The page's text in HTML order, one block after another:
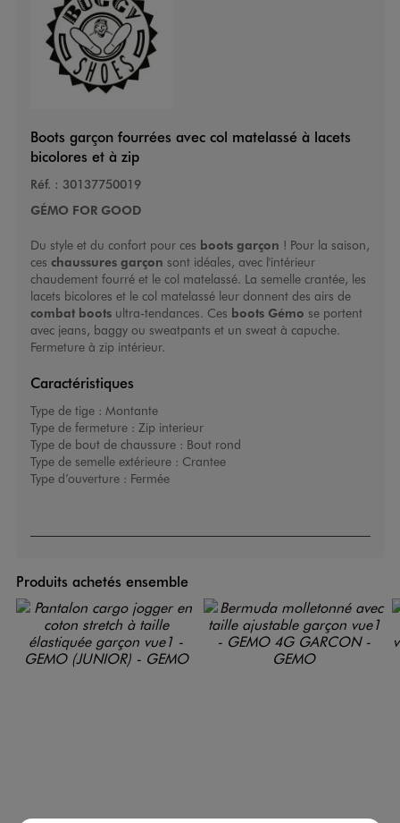
Boots garçon fourrées avec col matelassé à lacets
bicolores et à zip
Réf. : 30137750019
GÉMO FOR GOOD
Du style et du confort pour ces boots garçon ! Pour la saison,
ces chaussures garçon sont idéales, avec l'intérieur
chaudement fourré et le col matelassé. La semelle crantée, les
lacets bicolores et le col matelassé leur donnent des airs de
combat bootsultra-tendances. Ces boots Gémo se portent
avec jeans, baggy ou sweatpants et un sweat à capuche.
Fermeture à zip intérieur.
Caractéristiques
Type de tige : Montante
Type de fermeture : Zip interieur
Type de bout de chaussure : Bout rond
Type de semelle extérieure : Crantee
Type d’ouverture : Fermée
Produits achetés ensemble